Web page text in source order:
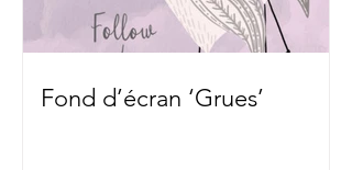
Fond d’écran ‘Grues’